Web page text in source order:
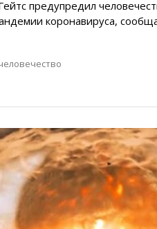
предупредил
коронавируса,